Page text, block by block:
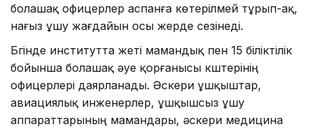
болашақ офицерлер аспанға көтерілмей тұрып-ақ,
нағыз ұшу жағдайын осы жерде сезінеді.
Бүгінде институтта жеті мамандық пен 15 біліктілік
бойынша болашақ әуе қорғанысы күштерінің
офицерлері даярланады. Әскери ұшқыштар,
авиациялық инженерлер, ұшқышсыз ұшу
аппараттарының мамандары, әскери медицина